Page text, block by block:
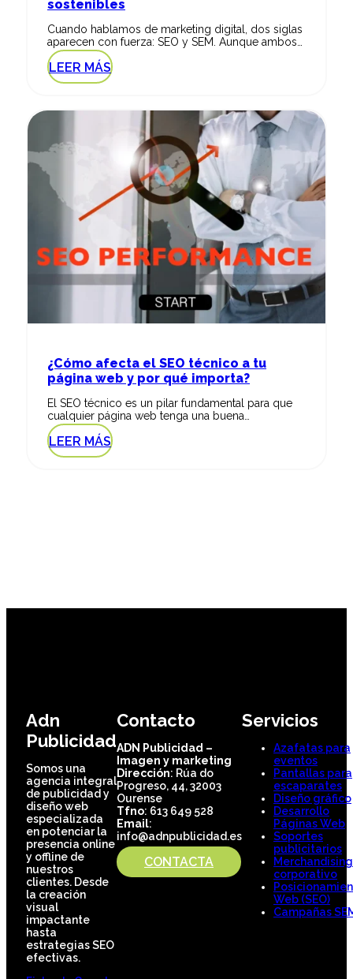
sostenibles
Cuando hablamos de marketing digital, dos siglas
aparecen con fuerza: SEO y SEM. Aunque ambos…
LEER MÁS
¿Cómo afecta el SEO técnico a tu
página web y por qué importa?
El SEO técnico es un pilar fundamental para que
cualquier página web tenga una buena…
LEER MÁS
Adn
Publicidad
Somos una
agencia integral
de publicidad y
diseño web
especializada
en potenciar la
presencia online
y offline de
nuestros
clientes. Desde
la creación
visual
impactante
hasta
estrategias SEO
efectivas.
Contacto
ADN Publicidad –
Imagen y marketing
Dirección: Rúa do
Progreso, 44, 32003
Ourense
Tfno: 613 649 528
Email:
info@adnpublicidad.es
CONTACTA
Servicios
Azafatas para
eventos
Pantallas para
escaparates
Diseño gráfico
Desarrollo
Páginas Web
Soportes
publicitarios
Merchandising
corporativo
Web (SEO)
Campañas